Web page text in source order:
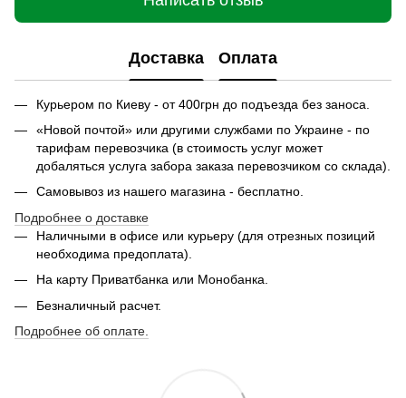
Доставка Оплата
Курьером по Киеву - от 400грн до подъезда без заноса.
«Новой почтой» или другими службами по Украине - по
тарифам перевозчика (в стоимость услуг может
добаляться услуга забора заказа перевозчиком со склада).
Самовывоз из нашего магазина - бесплатно.
Подробнее о доставке
Наличными в офисе или курьеру (для отрезных позиций
необходима предоплата).
На карту Приватбанка или Монобанка.
Безналичный расчет.
Подробнее об оплате.